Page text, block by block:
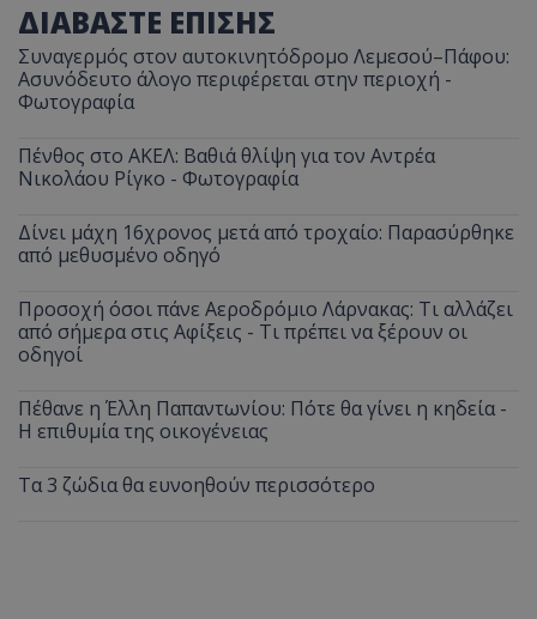
ΔΙΑΒΑΣΤΕ ΕΠΙΣΗΣ
Συναγερμός στον αυτοκινητόδρομο Λεμεσού–Πάφου:
Ασυνόδευτο άλογο περιφέρεται στην περιοχή -
Φωτογραφία
Πένθος στο ΑΚΕΛ: Βαθιά θλίψη για τον Αντρέα
Νικολάου Ρίγκο - Φωτογραφία
Δίνει μάχη 16χρονος μετά από τροχαίο: Παρασύρθηκε
από μεθυσμένο οδηγό
Προσοχή όσοι πάνε Αεροδρόμιο Λάρνακας: Τι αλλάζει
από σήμερα στις Αφίξεις - Τι πρέπει να ξέρουν οι
οδηγοί
Πέθανε η Έλλη Παπαντωνίου: Πότε θα γίνει η κηδεία -
Η επιθυμία της οικογένειας
Τα 3 ζώδια θα ευνοηθούν περισσότερο
ASP.NET_SessionId
VISITOR_PRIVACY_METADATA